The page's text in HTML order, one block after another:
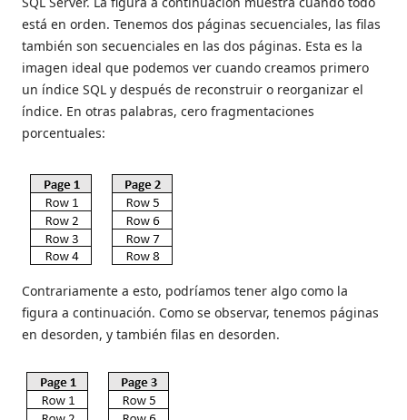
está en orden. Tenemos dos páginas secuenciales, las filas
también son secuenciales en las dos páginas. Esta es la
imagen ideal que podemos ver cuando creamos primero
un índice SQL y después de reconstruir o reorganizar el
índice. En otras palabras, cero fragmentaciones
porcentuales:
Contrariamente a esto, podríamos tener algo como la
figura a continuación. Como se observar, tenemos páginas
en desorden, y también filas en desorden.